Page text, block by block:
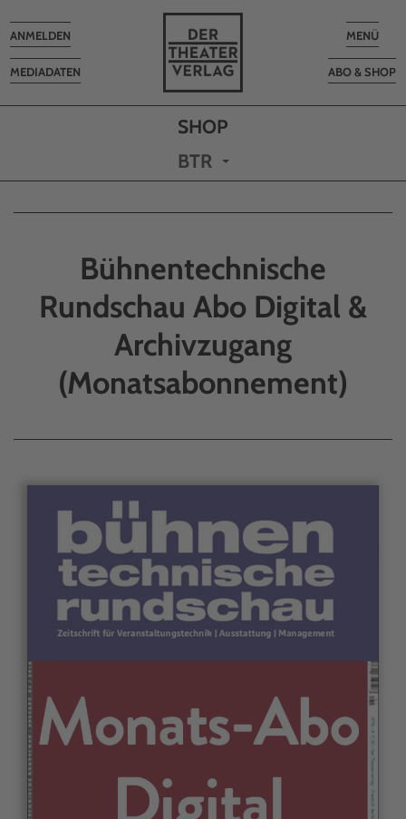
Toggle
MENÜ
ABO & SHOP
MEDIADATEN
Toggle
navigation
ANMELDEN
BTR
Bühnentechnische
Rundschau Abo Digital &
Archivzugang
(Monatsabonnement)